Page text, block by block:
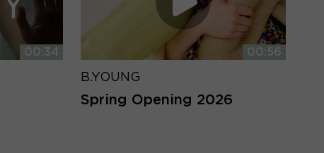
00:34 00:56
B.YOUNG
Spring Opening 2026